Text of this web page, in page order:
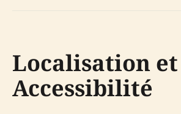
Localisation et
Accessibilité